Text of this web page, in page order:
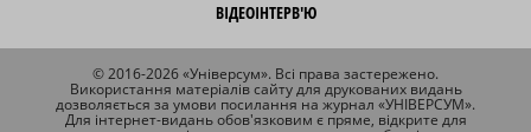
ВІДЕОІНТЕРВ'Ю
© 2016-2026 «Універсум». Всі права застережено.
Використання матеріалів сайту для друкованих видань
дозволяється за умови посилання на журнал «УНІВЕРСУМ».
Для інтернет-видань обов'язковим є пряме, відкрите для